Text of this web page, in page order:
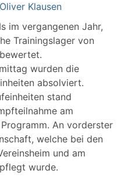
Oliver Klausen
im vergangenen Jahr,
Trainingslager von
wurden die
absolviert.
stand
am
An vorderster
welche bei den
und am
wurde.